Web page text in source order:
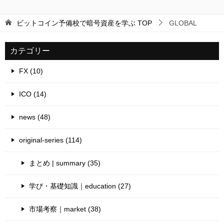
ビットコイン予備校で暗号資産を学ぶ TOP GLOBAL
カテゴリー
FX (10)
ICO (14)
news (48)
original-series (114)
まとめ | summary (35)
学び・基礎知識｜education (27)
市場考察｜market (38)